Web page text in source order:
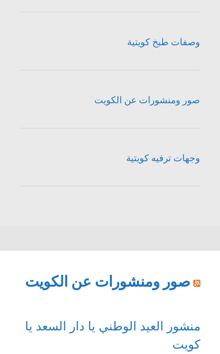
وصفات طبخ كويتية
صور ومنشورات عن الكويت
وجهات ترفيه كويتية
صور ومنشورات عن الكويت
منشور العيد الوطني يا دار السعد يا
كويت